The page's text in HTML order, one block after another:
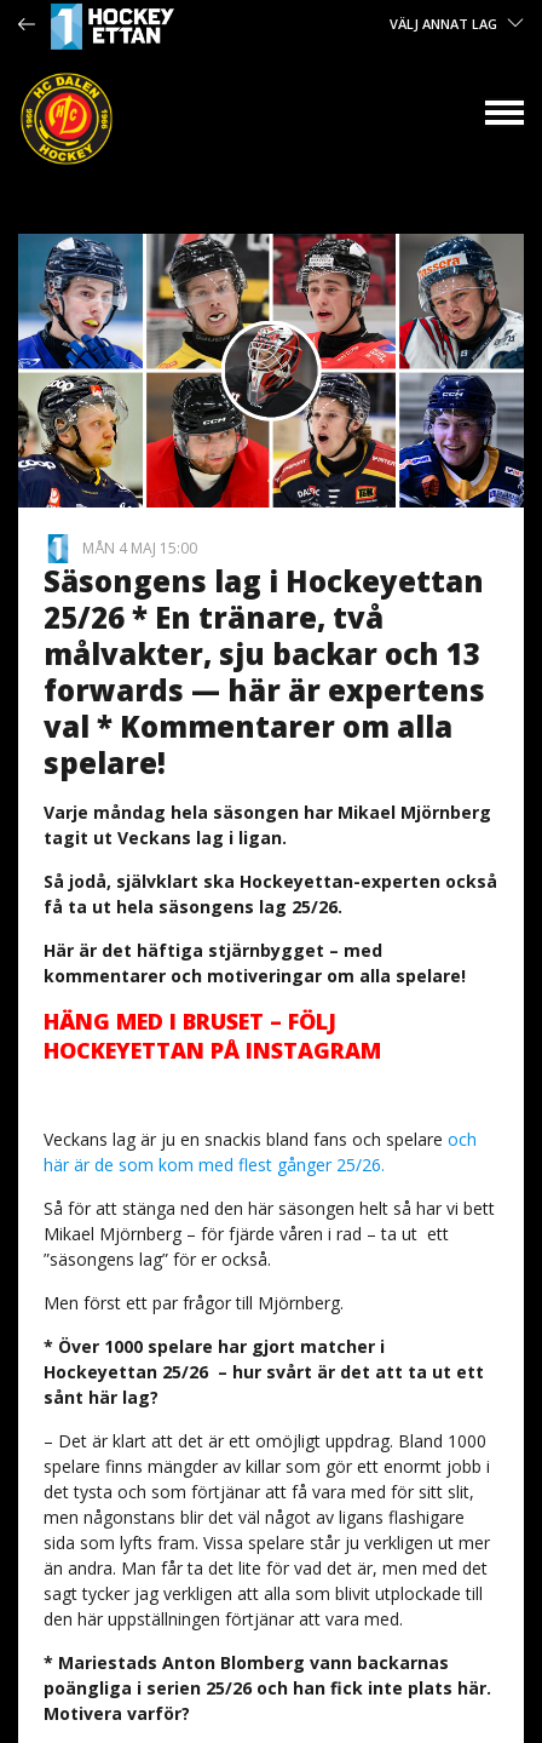
VÄLJ ANNAT LAG
MÅN 4 MAJ 15:00
Säsongens lag i Hockeyettan
25/26 * En tränare, två
målvakter, sju backar och 13
forwards — här är expertens
val * Kommentarer om alla
spelare!
Varje måndag hela säsongen har Mikael Mjörnberg
tagit ut Veckans lag i ligan.
Så jodå, självklart ska Hockeyettan-experten också
få ta ut hela säsongens lag 25/26.
Här är det häftiga stjärnbygget – med
kommentarer och motiveringar om alla spelare!
HÄNG MED I BRUSET – FÖLJ
HOCKEYETTAN PÅ INSTAGRAM
Veckans lag är ju en snackis bland fans och spelare och
här är de som kom med flest gånger 25/26.
Så för att stänga ned den här säsongen helt så har vi bett
Mikael Mjörnberg – för fjärde våren i rad – ta ut ett
”säsongens lag” för er också.
Men först ett par frågor till Mjörnberg.
* Över 1000 spelare har gjort matcher i
Hockeyettan 25/26 – hur svårt är det att ta ut ett
sånt här lag?
– Det är klart att det är ett omöjligt uppdrag. Bland 1000
spelare finns mängder av killar som gör ett enormt jobb i
det tysta och som förtjänar att få vara med för sitt slit,
men någonstans blir det väl något av ligans flashigare
sida som lyfts fram. Vissa spelare står ju verkligen ut mer
än andra. Man får ta det lite för vad det är, men med det
sagt tycker jag verkligen att alla som blivit utplockade till
den här uppställningen förtjänar att vara med.
* Mariestads Anton Blomberg vann backarnas
poängliga i serien 25/26 och han fick inte plats här.
Motivera varför?